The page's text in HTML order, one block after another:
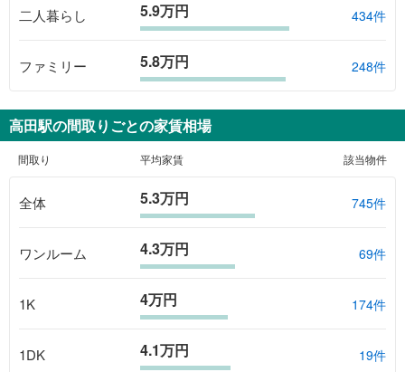
二人暮らし 5.9万円 434件
ファミリー 5.8万円 248件
高田駅の間取りごとの家賃相場
間取り 平均家賃 該当物件
全体 5.3万円 745件
ワンルーム 4.3万円 69件
1K 4万円 174件
1DK 4.1万円 19件